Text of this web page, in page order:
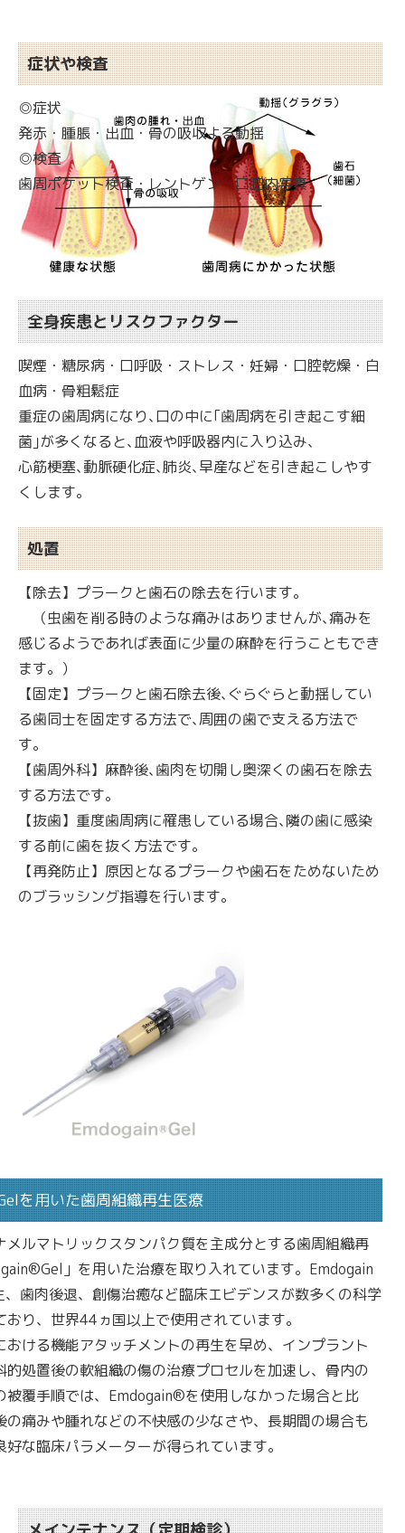
症状や検査
◎症状
発赤・腫脹・出血・骨の吸収よる動揺
◎検査
歯周ポケット検査・レントゲン・口腔内写真
全身疾患とリスクファクター
喫煙・糖尿病・口呼吸・ストレス・妊婦・口腔乾燥・白
血病・骨粗鬆症
重症の歯周病になり､口の中に｢歯周病を引き起こす細
菌｣が多くなると､血液や呼吸器内に入り込み､
心筋梗塞､動脈硬化症､肺炎､早産などを引き起こしやす
くします。
処置
【除去】プラークと歯石の除去を行います。
（虫歯を削る時のような痛みはありませんが､痛みを
感じるようであれば表面に少量の麻酔を行うこともでき
ます。）
【固定】プラークと歯石除去後､ぐらぐらと動揺してい
る歯同士を固定する方法で､周囲の歯で支える方法で
す。
【歯周外科】麻酔後､歯肉を切開し奥深くの歯石を除去
する方法です。
【抜歯】重度歯周病に罹患している場合､隣の歯に感染
する前に歯を抜く方法です。
【再発防止】原因となるプラークや歯石をためないため
のブラッシング指導を行います。
を用いた歯周組織再生医療
メルマトリックスタンパク質を主成分とする歯周組織再
」を用いた治療を取り入れています。Emdogain
歯肉後退、創傷治癒など臨床エビデンスが数多くの科学
り、世界44ヵ国以上で使用されています。
おける機能アタッチメントの再生を早め、インプラント
的処置後の軟組織の傷の治療プロセルを加速し、骨内の
被覆手順では、Emdogain®を使用しなかった場合と比
の痛みや腫れなどの不快感の少なさや、長期間の場合も
な臨床パラメーターが得られています。